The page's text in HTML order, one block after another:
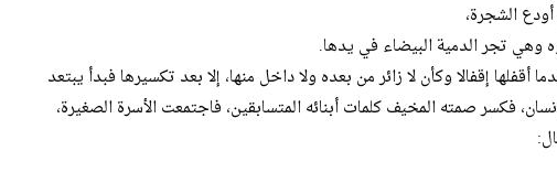
الشجرة،
وهي تجر الدمية البيضاء في يدها.
إقفالا وكأن لا زائر من بعده ولا داخل منها، إلا بعد تكسيرها فبدأ يبتعد
فكسر صمته المخيف كلمات أبنائه المتسابقين، فاجتمعت الأسرة الصغيرة،